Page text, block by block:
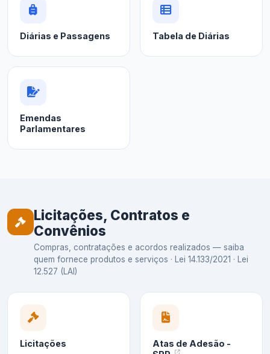
Diárias e Passagens Tabela de Diárias
Emendas
Parlamentares
Licitações, Contratos e
Convênios
Compras, contratações e acordos realizados — saiba
quem fornece produtos e serviços · Lei 14.133/2021 · Lei
12.527 (LAI)
Licitações
Atas de Adesão -